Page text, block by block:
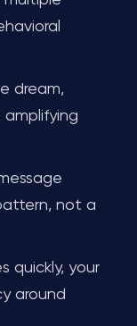
dream,
not a
quickly, your
around